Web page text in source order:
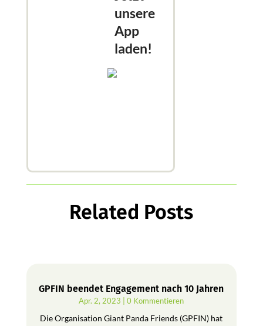
unsere
App
laden!
Related Posts
GPFIN beendet Engagement nach 10 Jahren
Apr. 2, 2023 | 0 Kommentieren
Die Organisation Giant Panda Friends (GPFIN) hat